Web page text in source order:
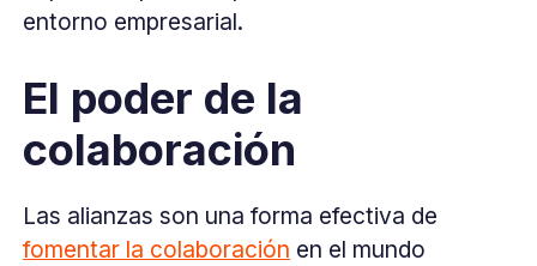
entorno empresarial.
El poder de la
colaboración
Las alianzas son una forma efectiva de
fomentar la colaboración en el mundo